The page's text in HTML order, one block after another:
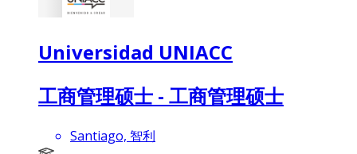
Universidad UNIACC
工商管理硕士 - 工商管理硕士
Santiago, 智利